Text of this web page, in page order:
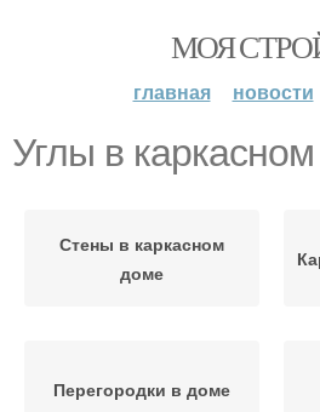
МОЯ
главная новости
Углы в
Стены в каркасном
доме
Перегородки в доме